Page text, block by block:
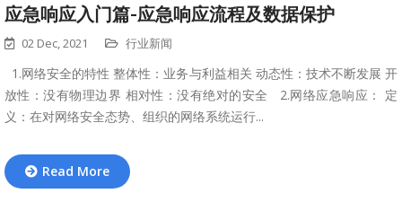
应急响应入门篇-应急响应流程及数据保护
02 Dec, 2021 行业新闻
1.网络安全的特性 整体性：业务与利益相关 动态性：技术不断发展 开
放性：没有物理边界 相对性：没有绝对的安全 2.网络应急响应： 定
义：在对网络安全态势、组织的网络系统运行...
Read More